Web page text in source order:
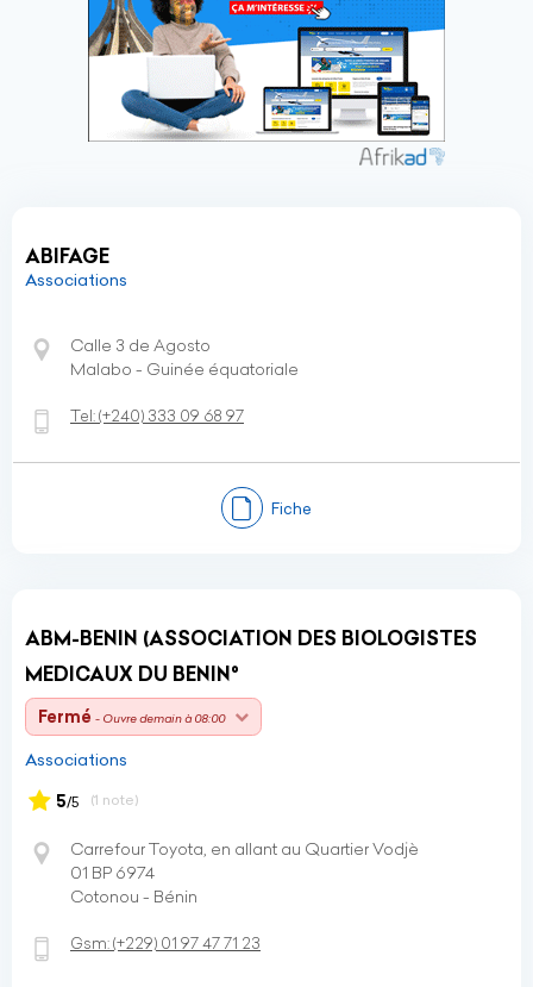
ABIFAGE
Associations
Calle 3 de Agosto
Malabo - Guinée équatoriale
Tel:(+240) 333 09 68 97
Fiche
ABM-BENIN (ASSOCIATION DES BIOLOGISTES
MEDICAUX DU BENIN°
Fermé - Ouvre demain à 08:00
Associations
5/5 (1 note)
Carrefour Toyota, en allant au Quartier Vodjè
01 BP 6974
Cotonou - Bénin
Gsm:(+229) 01 97 47 71 23